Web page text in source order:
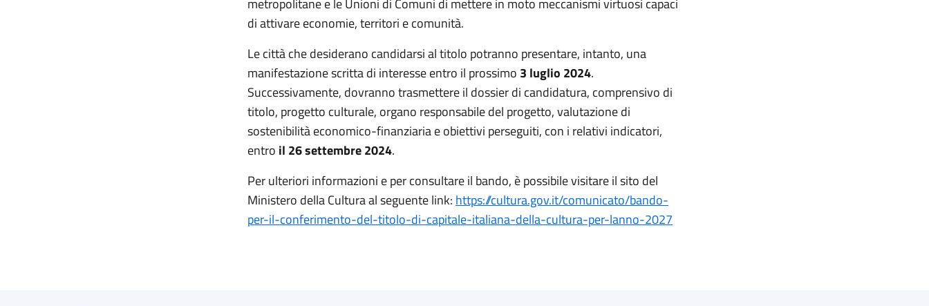
metropolitane e le Unioni di Comuni di mettere in moto meccanismi virtuosi capaci
di attivare economie, territori e comunità.
Le città che desiderano candidarsi al titolo potranno presentare, intanto, una
manifestazione scritta di interesse entro il prossimo 3 luglio 2024.
Successivamente, dovranno trasmettere il dossier di candidatura, comprensivo di
titolo, progetto culturale, organo responsabile del progetto, valutazione di
sostenibilità economico-finanziaria e obiettivi perseguiti, con i relativi indicatori,
entro il 26 settembre 2024.
Per ulteriori informazioni e per consultare il bando, è possibile visitare il sito del
Ministero della Cultura al seguente link: https://cultura.gov.it/comunicato/bando-
per-il-conferimento-del-titolo-di-capitale-italiana-della-cultura-per-lanno-2027